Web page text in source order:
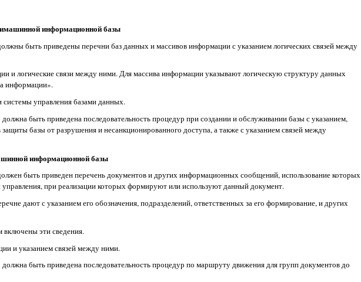
информационной базы
быть приведены перечни баз данных и массивов информации с указанием логических связей между
и логические связи между ними. Для массива информации указывают логическую структуру данных
информации».
управления базами данных.
быть приведена последовательность процедур при создании и обслуживании базы с указанием,
базы от разрушения и несанкционированного доступа, а также с указанием связей между
информационной базы
быть приведен перечень документов и других информационных сообщений, использование которых
при реализации которых формируют или используют данный документ.
дают с указанием его обозначения, подразделений, ответственных за его формирование, и других
включены эти сведения.
и указанием связей между ними.
быть приведена последовательность процедур по маршруту движения для групп документов до